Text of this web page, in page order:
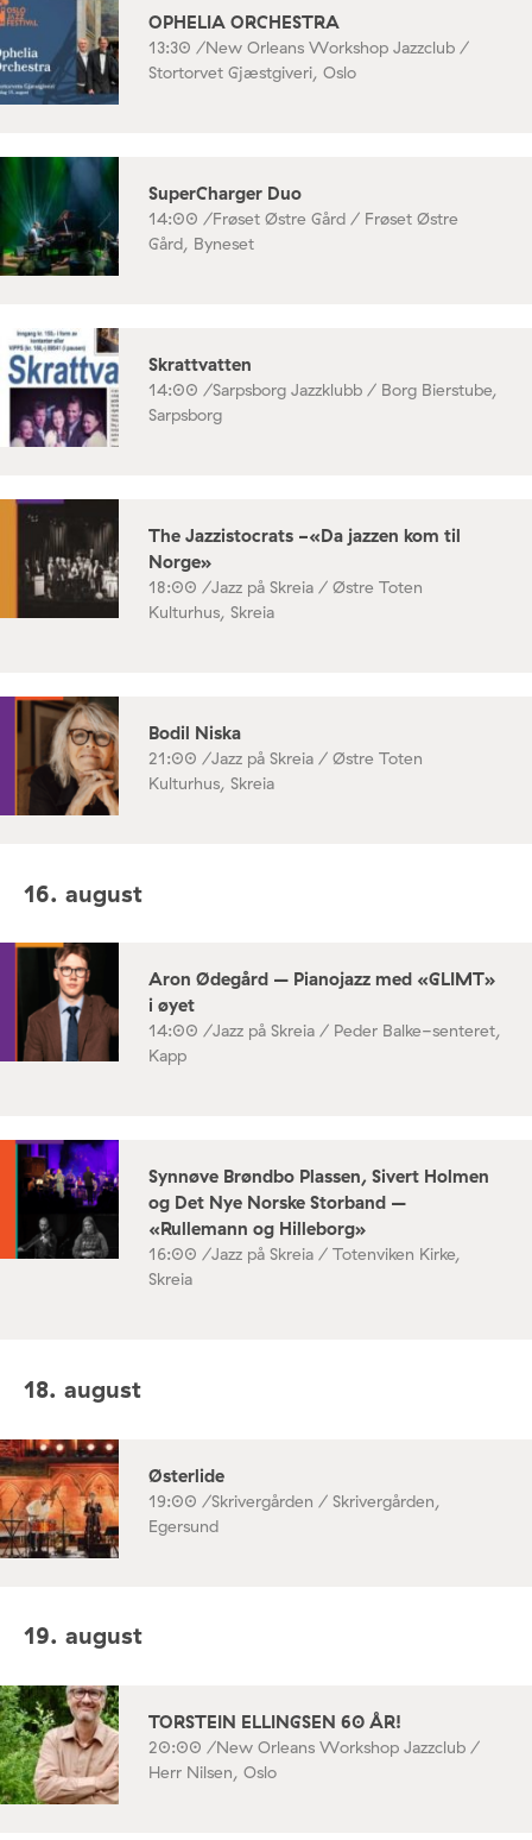
OPHELIA ORCHESTRA
13:30 /New Orleans Workshop Jazzclub /
Stortorvet Gjæstgiveri, Oslo
SuperCharger Duo
14:00 /Frøset Østre Gård / Frøset Østre
Gård, Byneset
Skrattvatten
14:00 /Sarpsborg Jazzklubb / Borg Bierstube,
Sarpsborg
The Jazzistocrats -«Da jazzen kom til
Norge»
18:00 /Jazz på Skreia / Østre Toten
Kulturhus, Skreia
Bodil Niska
21:00 /Jazz på Skreia / Østre Toten
Kulturhus, Skreia
16. august
Aron Ødegård – Pianojazz med «GLIMT»
i øyet
14:00 /Jazz på Skreia / Peder Balke-senteret,
Kapp
Synnøve Brøndbo Plassen, Sivert Holmen
og Det Nye Norske Storband –
«Rullemann og Hilleborg»
16:00 /Jazz på Skreia / Totenviken Kirke,
Skreia
18. august
Østerlide
19:00 /Skrivergården / Skrivergården,
Egersund
19. august
TORSTEIN ELLINGSEN 60 ÅR!
20:00 /New Orleans Workshop Jazzclub /
Herr Nilsen, Oslo